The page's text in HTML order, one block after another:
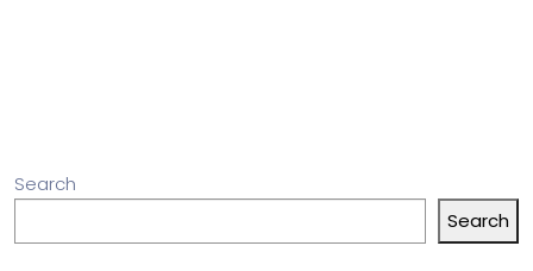
Search
Search